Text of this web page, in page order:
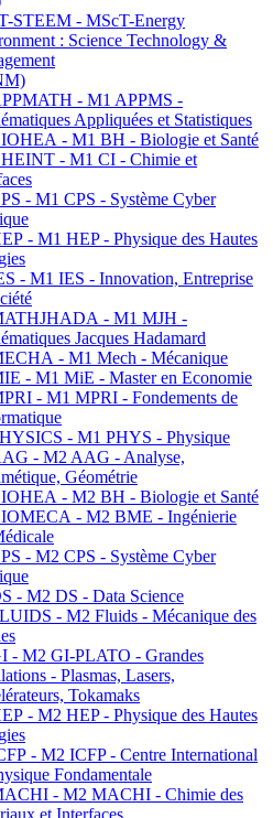
STEEM - MScT-Energy
: Science Technology &
- M1 APPMS -
Appliquées et Statistiques
- M1 BH - Biologie et Santé
- M1 CI - Chimie et
- M1 CPS - Système Cyber
- M1 HEP - Physique des Hautes
- M1 IES - Innovation, Entreprise
- M1 MJH -
Jacques Hadamard
- M1 Mech - Mécanique
- M1 MiE - Master en Economie
- M1 MPRI - Fondements de
- M1 PHYS - Physique
- M2 AAG - Analyse,
Géométrie
- M2 BH - Biologie et Santé
- M2 BME - Ingénierie
- M2 CPS - Système Cyber
- M2 DS - Data Science
- M2 Fluids - Mécanique des
- M2 GI-PLATO - Grandes
- Plasmas, Lasers,
Tokamaks
- M2 HEP - Physique des Hautes
- M2 ICFP - Centre International
Fondamentale
- M2 MACHI - Chimie des
et Interfaces